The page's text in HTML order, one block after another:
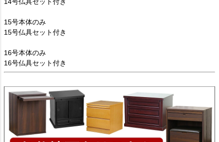
15号本体のみ
15号仏具セット付き
16号本体のみ
16号仏具セット付き